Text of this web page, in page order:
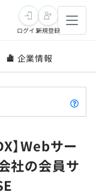
ログイン新規登録
企業情報
】Webサー
社の会員サ